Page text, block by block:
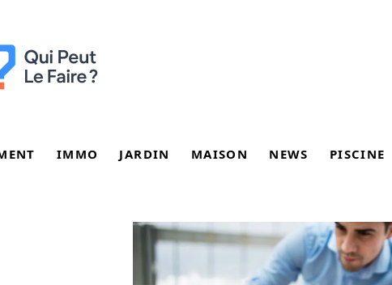
IMMO JARDIN MAISON NEWS PISCINE